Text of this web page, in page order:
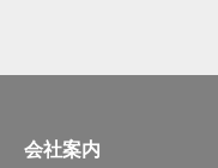
会社案内